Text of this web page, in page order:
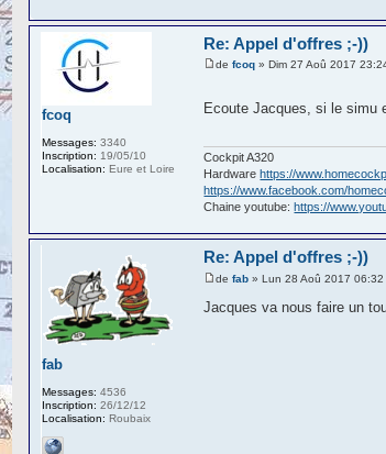
Re: Appel d'offres ;-))
defcoq » Dim 27 Aoû 2017
Ecoute Jacques, si le simu
Cockpit A320
Hardwarehttps://
https://www.facebook.com/
Chaine youtube:https://
fcoq
Messages: 3340
Inscription: 19/05/10
Localisation: Eure et Loire
Re: Appel d'offres ;-))
defab » Lun 28 Aoû 2017 06:32
Jacques va nous faire un
fab
Messages: 4536
Inscription: 26/12/12
Localisation: Roubaix